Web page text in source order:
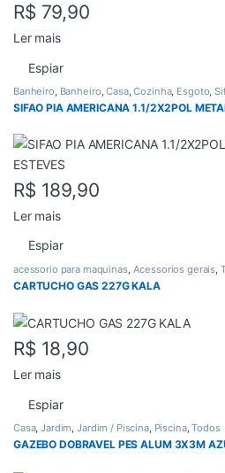
R$ 79,90
Ler mais
Espiar
Banheiro, Banheiro,Casa,Cozinha, Esgoto,
SIFAO PIA AMERICANA 1.1/2X2POL
R$ 189,90
Ler mais
Espiar
acessorio para maquinas, Acessorios gerais,
CARTUCHO GAS 227G KALA
R$ 18,90
Ler mais
Espiar
Casa,Jardim,Jardim / Piscina, Piscina,Todos
GAZEBO DOBRAVEL PES ALUM 3X3M